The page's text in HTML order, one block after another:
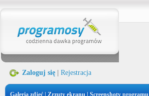
Zaloguj się Rejestracja
Galeria zdjęć | Zrzuty ekranu | Screenshoty programu